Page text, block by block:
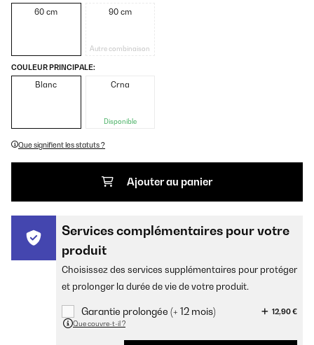
60 cm 90 cm
Autre combinaison
COULEUR PRINCIPALE:
Blanc Crna
Disponible
Que signifient les statuts ?
Ajouter au panier
Services complémentaires pour votre
produit
Choisissez des services supplémentaires pour protéger
et prolonger la durée de vie de votre produit.
Garantie prolongée (+ 12 mois)
12,90 €
Que couvre-t-il ?